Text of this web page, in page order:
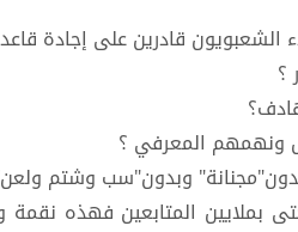
قادرين على إجادة
؟
ونهمهم المعرفي ؟
بدون"مجنانة" وبدون"سب وشتم
بملايين المتابعين فهذه